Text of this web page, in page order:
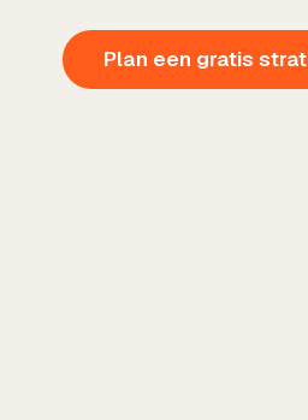
Plan een gratis